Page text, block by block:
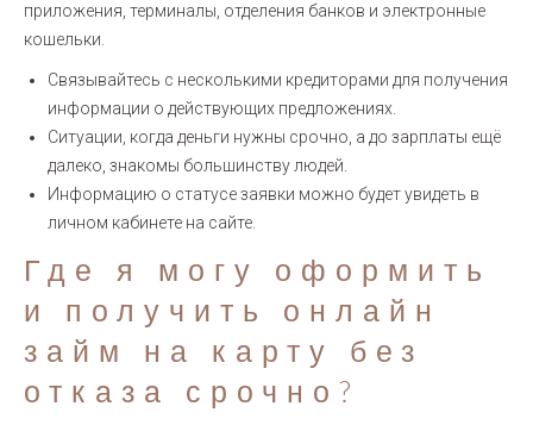
приложения, терминалы, отделения банков и электронные
кошельки.
Связывайтесь с несколькими кредиторами для получения
информации о действующих предложениях.
Ситуации, когда деньги нужны срочно, а до зарплаты ещё
далеко, знакомы большинству людей.
Информацию о статусе заявки можно будет увидеть в
личном кабинете на сайте.
Где я могу оформить
и получить онлайн
займ на карту без
отказа срочно?